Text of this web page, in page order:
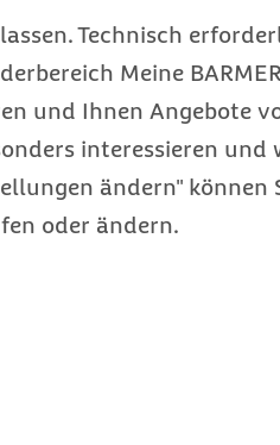
Technisch
Meine
und Ihnen Angebote
interessieren und
ändern"
oder ändern.
Arbeit